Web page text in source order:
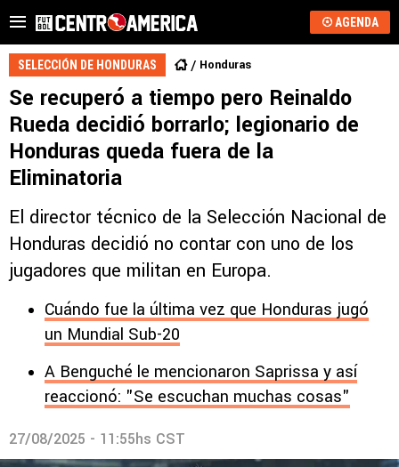
AGENDA
SELECCIÓN DE HONDURAS Honduras
Se recuperó a tiempo pero Reinaldo
Rueda decidió borrarlo; legionario de
Honduras queda fuera de la
Eliminatoria
El director técnico de la Selección Nacional de
Honduras decidió no contar con uno de los
jugadores que militan en Europa.
Cuándo fue la última vez que Honduras jugó
un Mundial Sub-20
A Benguché le mencionaron Saprissa y así
reaccionó: "Se escuchan muchas cosas"
27/08/2025 - 11:55hs CST